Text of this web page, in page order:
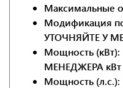
Максимальные
Модификация
УТОЧНЯЙТЕ У
Мощность (кВт):
МЕНЕДЖЕРА кВт
Мощность (л.с.):